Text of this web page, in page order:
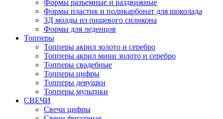
Формы разъемные и раздвижные
Формы пластик и поликарбонат для шоколада
3Д молды из пищевого силикона
Формы для леденцов
Топперы
Топперы акрил золото и серебро
Топперы акрил мини золото и серебро
Топперы свадебные
Топперы цифры
Топперы девушки
Топперы мультики
СВЕЧИ
Свечи цифры